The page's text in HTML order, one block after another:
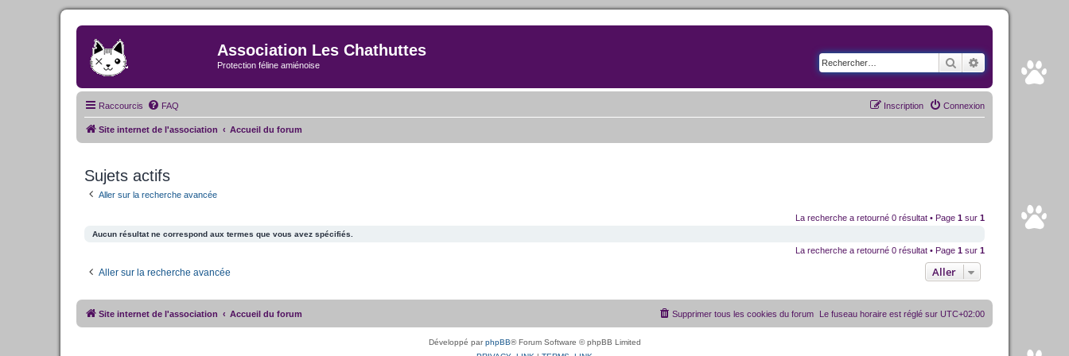
Association Les Chathuttes
Protection féline amiénoise RechercherRecherche
Raccourcis FAQ Connexion
Inscription
Site internet de l'association Accueil du forum
Sujets actifs
Aller sur la recherche avancée
La recherche a retourné 0 résultat • Page 1 sur 1
Aucun résultat ne correspond aux termes que vous avez spécifiés.
La recherche a retourné 0 résultat • Page 1 sur 1
Aller sur la recherche avancée Aller
Site internet de l'association Accueil du forum Le fuseau horaire est réglé sur UTC+02:00
Supprimer tous les cookies du forum
Développé parphpBB® Forum Software © phpBB Limited